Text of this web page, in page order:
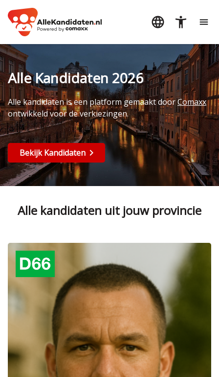
Alle Kandidaten 2026
Alle kandidaten is een platform gemaakt doorComaxx
ontwikkeld voor de verkiezingen.
Bekijk Kandidaten
Alle kandidaten uit jouw provincie